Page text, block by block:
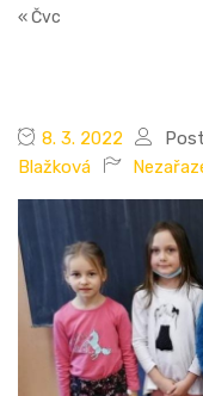
« Čvc
8. 3. 2022
Blažková